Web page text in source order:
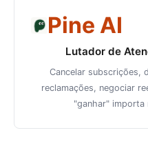
Pine AI
Lutador de
Cancelar subscrições,
reclamações, negociar
"ganhar" importa